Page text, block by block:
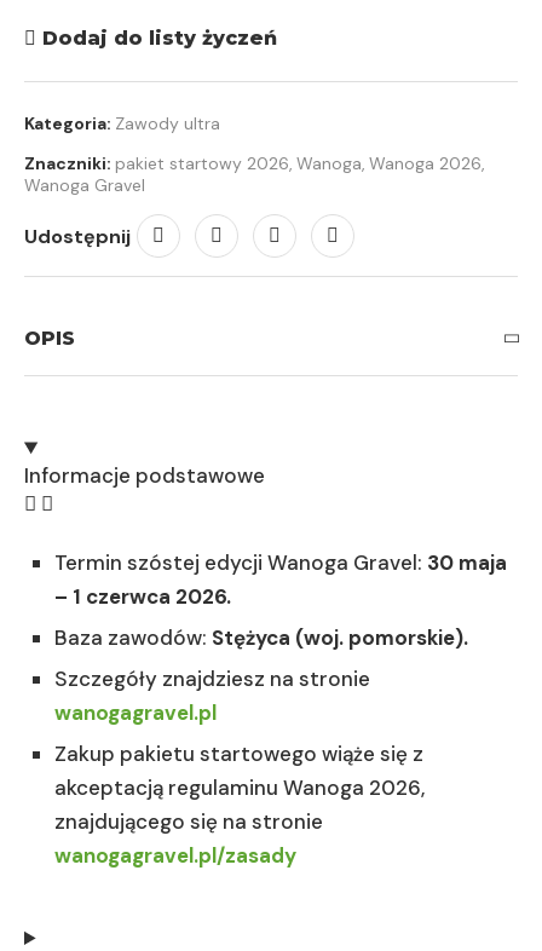
Dodaj do listy życzeń
Kategoria: Zawody ultra
Znaczniki: pakiet startowy 2026, Wanoga, Wanoga 2026,
Wanoga Gravel
Udostępnij
OPIS
Informacje podstawowe
Termin szóstej edycji Wanoga Gravel: 30 maja
– 1 czerwca 2026.
Baza zawodów: Stężyca (woj. pomorskie).
Szczegóły znajdziesz na stronie
wanogagravel.pl
Zakup pakietu startowego wiąże się z
akceptacją regulaminu Wanoga 2026,
znajdującego się na stronie
wanogagravel.pl/zasady